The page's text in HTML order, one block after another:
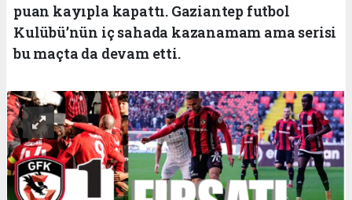
puan kayıpla kapattı. Gaziantep futbol
Kulübü’nün iç sahada kazanamam ama serisi
bu maçta da devam etti.